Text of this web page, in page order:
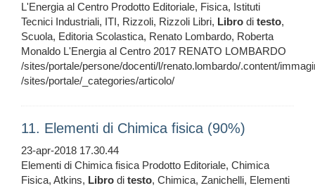
L'Energia al Centro Prodotto Editoriale, Fisica, Istituti
Tecnici Industriali, ITI, Rizzoli, Rizzoli Libri, Libro di testo,
Scuola, Editoria Scolastica, Renato Lombardo, Roberta
Monaldo L'Energia al Centro 2017 RENATO LOMBARDO
/sites/portale/persone/docenti/l/renato.lombardo/.content/
/sites/portale/_categories/articolo/
11. Elementi di Chimica fisica (90%)
23-apr-2018 17.30.44
Elementi di Chimica fisica Prodotto Editoriale, Chimica
Fisica, Atkins, Libro di testo, Chimica, Zanichelli, Elementi